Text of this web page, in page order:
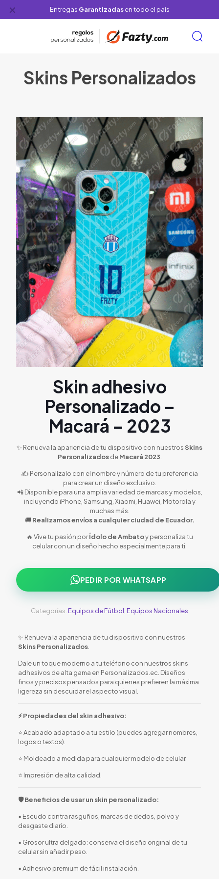
Entregas Garantizadasen todo el país
✕
Skins Personalizados
Skin adhesivo
Personalizado –
Macará – 2023
✨ Renueva la apariencia de tu dispositivo con nuestros Skins
PersonalizadosdeMacará 2023
✍️ Personalízalo con el nombre y número de tu preferencia
para crear un diseño exclusivo.
📲 Disponible para una amplia variedad de marcas y modelos,
incluyendo iPhone, Samsung, Xiaomi, Huawei, Motorola y
muchas más.
🚚Realizamos envíos a cualquier ciudad de Ecuador.
🔥 Vive tu pasión porÍdolo de Ambatoy personaliza tu
celular con un diseño hecho especialmente para ti.
PEDIR POR WHATSAPP
Categorías: Equipos de Fútbol Equipos Nacionales
✨ Renueva la apariencia de tu dispositivo con nuestros
Skins Personalizados.
Dale un toque moderno a tu teléfono con nuestros skins
adhesivos de alta gama en Personalizados.ec. Diseños
finos y precisos pensados para quienes prefieren la máxima
ligereza sin descuidar el aspecto visual.
⚡ Propiedades del skin adhesivo:
⭐ Acabado adaptado a tu estilo (puedes agregar nombres,
logos o textos).
⭐ Moldeado a medida para cualquier modelo de celular.
⭐ Impresión de alta calidad.
🛡️ Beneficios de usar un skin personalizado:
▪️ Escudo contra rasguños, marcas de dedos, polvo y
desgaste diario.
▪️ Grosor ultra delgado: conserva el diseño original de tu
celular sin añadir peso.
▪️ Adhesivo premium de fácil instalación.